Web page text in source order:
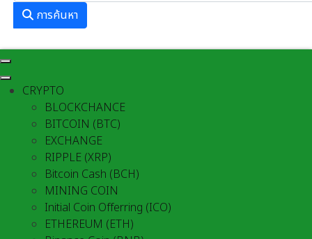
การค้นหา
CRYPTO
BLOCKCHANCE
BITCOIN (BTC)
EXCHANGE
RIPPLE (XRP)
Bitcoin Cash (BCH)
MINING COIN
Initial Coin Offerring (ICO)
ETHEREUM (ETH)